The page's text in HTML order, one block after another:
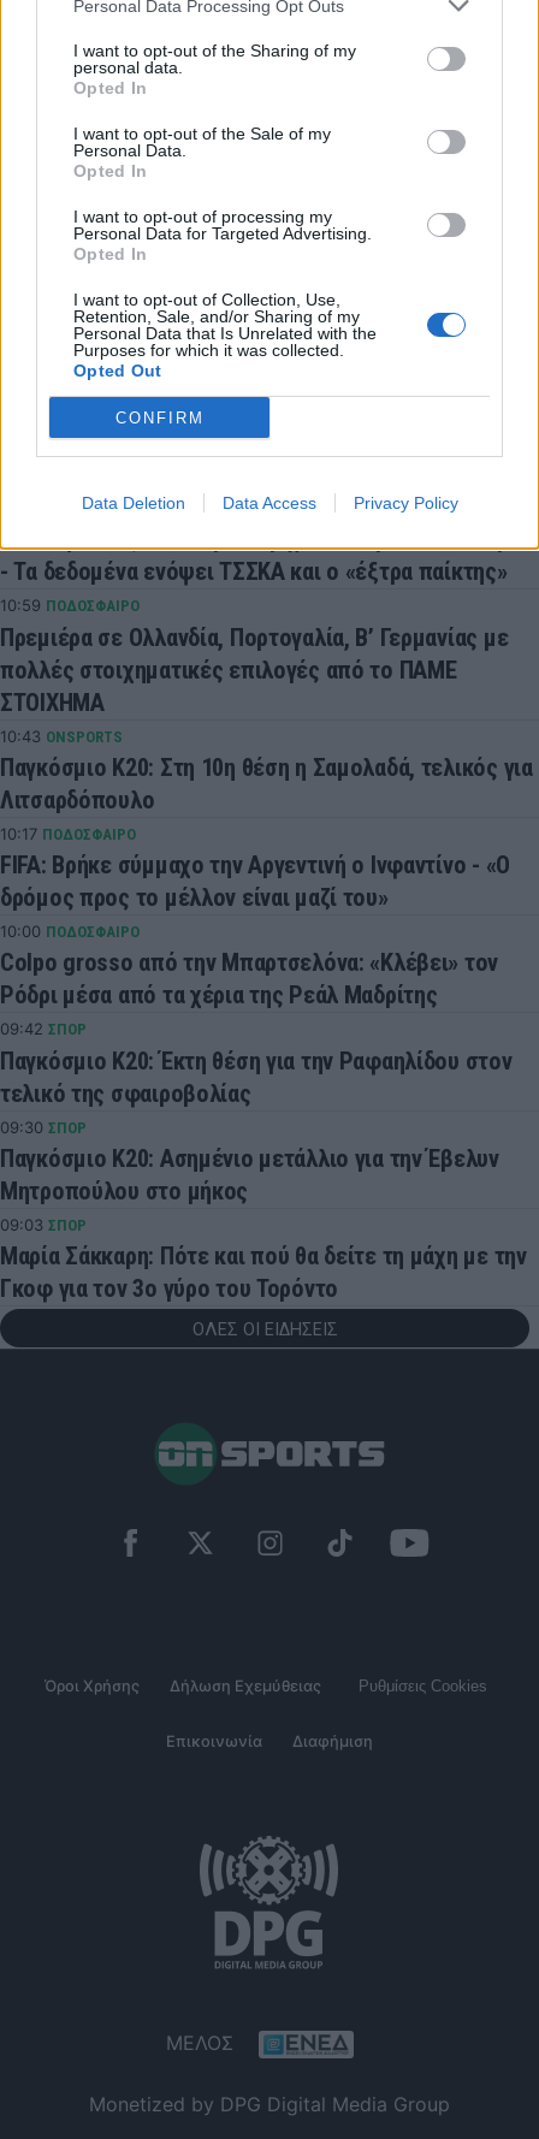
Personal Data Processing Opt Outs
I want to opt-out of the Sharing of my
personal data.
Opted In
I want to opt-out of the Sale of my
Personal Data.
Opted In
I want to opt-out of processing my
Personal Data for Targeted Advertising.
Opted In
I want to opt-out of Collection, Use,
Retention, Sale, and/or Sharing of my
Personal Data that Is Unrelated with the
Purposes for which it was collected.
Opted Out
CONFIRM
Data Deletion Data Access Privacy Policy
Brock Lesnar: Now the Beast can finally rest..
ΠΟΔΟΣΦΑΙΡΟ
Αλλάζει το στάτους του Φώτη Ιωαννίδη στη Σπόρτινγκ
ΠΟΔΟΣΦΑΙΡΟ
ΑΕΚ - ΟΦΗ: Ολοταχώς προς sold out ο τελικός του
Super Cup - Πόσα εισιτήρια απομένουν
Το τέλος των δίσκων στα videogames είναι πιο κοντά
CONFERENCE LEAGUE
Παναθηναϊκός: Ο Νίστρουπ ρίχνει στα βαθιά τον Λιβάι
- Τα δεδομένα ενόψει ΤΣΣΚΑ και ο «έξτρα παίκτης»
10:59 ΠΟΔΟΣΦΑΙΡΟ
Πρεμιέρα σε Ολλανδία, Πορτογαλία, Β’ Γερμανίας με
πολλές στοιχηματικές επιλογές από το ΠΑΜΕ
ΣΤΟΙΧΗΜΑ
10:43 ONSPORTS
Παγκόσμιο Κ20: Στη 10η θέση η Σαμολαδά, τελικός για
Λιτσαρδόπουλο
10:17 ΠΟΔΟΣΦΑΙΡΟ
FIFA: Βρήκε σύμμαχο την Αργεντινή ο Ινφαντίνο - «Ο
δρόμος προς το μέλλον είναι μαζί του»
10:00 ΠΟΔΟΣΦΑΙΡΟ
Colpo grosso από την Μπαρτσελόνα: «Κλέβει» τον
Ρόδρι μέσα από τα χέρια της Ρεάλ Μαδρίτης
09:42 ΣΠΟΡ
Παγκόσμιο Κ20: Έκτη θέση για την Ραφαηλίδου στον
τελικό της σφαιροβολίας
09:30 ΣΠΟΡ
Παγκόσμιο Κ20: Ασημένιο μετάλλιο για την Έβελυν
Μητροπούλου στο μήκος
09:03 ΣΠΟΡ
Μαρία Σάκκαρη: Πότε και πού θα δείτε τη μάχη με την
Γκοφ για τον 3ο γύρο του Τορόντο
ΟΛΕΣ ΟΙ ΕΙΔΗΣΕΙΣ
Όροι Χρήσης Δήλωση Εχεμύθειας Ρυθμίσεις Cookies
Επικοινωνία Διαφήμιση
ΜΕΛΟΣ
Monetized by DPG Digital Media Group